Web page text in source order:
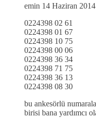
emin 14 Haziran
0224398 02 61
0224398 01 67
0224398 10 75
0224398 00 06
0224398 36 34
0224398 71 75
0224398 36 13
0224398 08 30
bu ankesörlü
birisi bana yardımcı